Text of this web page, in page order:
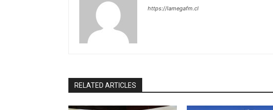
https://lamegafm.cl
RELATED ARTICLES